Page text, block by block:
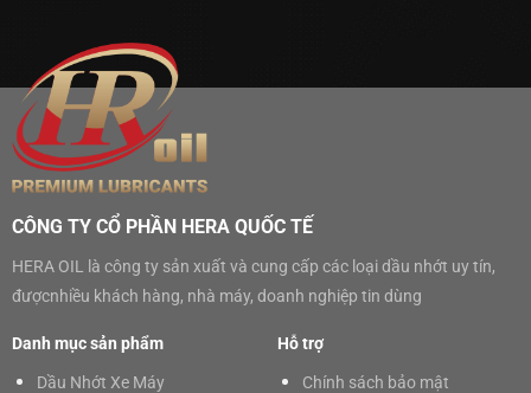
CÔNG TY CỔ PHẦN HERA QUỐC TẾ
HERA OIL là công ty sản xuất và cung cấp các loại dầu nhớt uy tín,
đượcnhiều khách hàng, nhà máy, doanh nghiệp tin dùng
Danh mục sản phẩm
Dầu Nhớt Xe Máy
Hỗ trợ
Chính sách bảo mật